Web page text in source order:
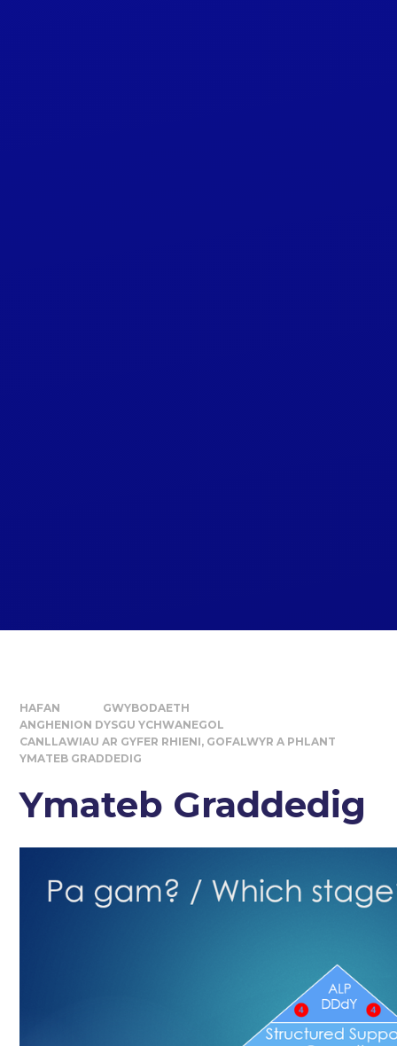
HAFAN
GWYBODAETH
ANGHENION DYSGU YCHWANEGOL
CANLLAWIAU AR GYFER RHIENI, GOFALWYR A PHLANT
YMATEB GRADDEDIG
Ymateb Graddedig